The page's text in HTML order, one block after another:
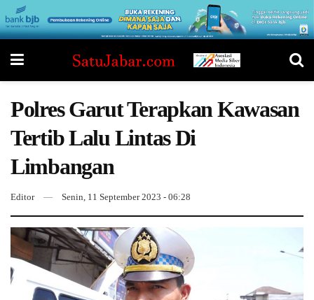
Polres Garut Terapkan Kawasan
Tertib Lalu Lintas Di
Limbangan
Editor Senin, 11 September 2023 - 06:28